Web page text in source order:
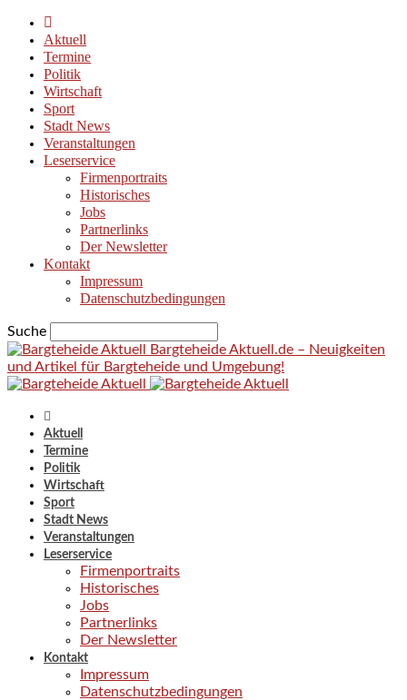
Aktuell
Termine
Politik
Wirtschaft
Sport
Stadt News
Veranstaltungen
Leserservice
Firmenportraits
Historisches
Jobs
Partnerlinks
Der Newsletter
Kontakt
Impressum
Datenschutzbedingungen
Suche
Bargteheide Aktuell.de – Neuigkeiten
und Artikel für Bargteheide und Umgebung!
Aktuell
Termine
Politik
Wirtschaft
Sport
Stadt News
Veranstaltungen
Leserservice
Firmenportraits
Historisches
Jobs
Partnerlinks
Der Newsletter
Kontakt
Impressum
Datenschutzbedingungen